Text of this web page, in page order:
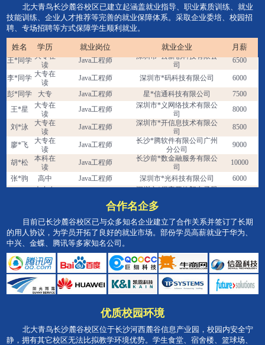
北大青鸟长沙麓谷校区已建立起涵盖就业指导、职业素质训练、就业
技能训练、企业人才推荐等完善的就业保障体系。采取企业委培、校园招
聘、专场招聘等方式保障学生顺利就业。
姓名 学历 就业岗位 就业企业 月薪
张*驹 高中 Java工程师 深圳市*光科技有限公司
6000
郭*华
大专在
读
Java工程师
深圳市*得安罗格朗电子股
6000
朱*裕
大专在
读
Java工程师 深圳市*思维软件有限公司 5000
王*同学
大专在
读
Java工程师
深圳市*云新创科技有限公
司
6500
李*同学
大专在
读
Java工程师 深圳市*码科技有限公司 6000
彭*同学 大专 Java工程师 星*信通科技有限公司
7500
王*星
大专在
读
Java工程师
深圳市*义网络技术有限公
司
8000
刘*泳
大专在
读
Java工程师
深圳市*开信息技术有限公
司
8500
廖*飞
大专在
读
Java工程师
长沙*腾软件有限公司广州
分公司
9000
胡*松
本科在
读
Java工程师
长沙前*数金融服务有限公
司
10000
张*驹 高中 Java工程师 深圳市*光科技有限公司
6000
郭*华
大专在
Java工程师
深圳市*得安罗格朗电子股
6000
Java工程师 深圳市*思维软件有限公司
王*同学
大专在
读
Java工程师
深圳市*云新创科技有限公
司
6500
李*同学
大专在
读
Java工程师
彭*同学 大专 Java工程师 星*信通科技有限公司
王*星
大专在
Java工程师
深圳市*义网络技术有限公
8000
刘*泳
大专在
读
深圳市*开信息技术有限公
司
8500
Java工程师
胡*松
读
Java工程师
司
10000
合作名企多
目前已长沙麓谷校区已与众多知名企业建立了合作关系并签订了长期
的用人协议，为学员开拓了良好的就业市场。部份学员高薪就业于华为、
中兴、金蝶、腾讯等多家知名公司。
优质校园环境
北大青鸟长沙麓谷校区位于长沙河西麓谷信息产业园，校园内安全宁
静，拥有其它校区无法比拟教学环境优势。学生食堂、宿舍楼、篮球场、